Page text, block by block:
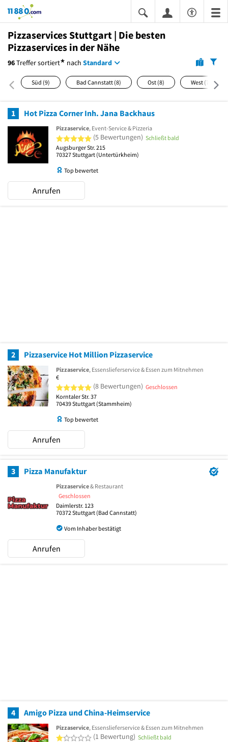
11880.com
Pizzaservices Stuttgart | Die besten
Pizzaservices in der Nähe
96Treffersortiert* nach Standard
Süd (9) Bad Cannstatt (8) Ost (8) West (7)
1 Hot Pizza Corner Inh. Jana Backhaus
Pizzaservice, Event-Service & Pizzeria
5 von 5 Sternen
(5 Bewertungen) Schließt bald
Augsburger Str. 215
70327Stuttgart (Untertürkheim)
Top bewertet
Anrufen
2 Pizzaservice Hot Million Pizzaservice
Pizzaservice, Essenslieferservice & Essen zum Mitnehmen
€
5 von 5 Sternen
(8 Bewertungen) Geschlossen
Korntaler Str. 37
70439Stuttgart (Stammheim)
Top bewertet
Anrufen
3 Pizza Manufaktur
Pizzaservice& Restaurant
Geschlossen
Daimlerstr. 123
70372 Stuttgart (Bad Cannstatt)
Vom Inhaber bestätigt
Anrufen
4 Amigo Pizza und China-Heimservice
Pizzaservice, Essenslieferservice & Essen zum Mitnehmen
1 von 5 Sternen
(1 Bewertung) Schließt bald